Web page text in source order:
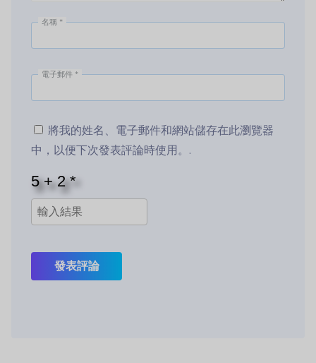
名稱 *
電子郵件 *
將我的姓名、電子郵件和網站儲存在此瀏覽器
中，以便下次發表評論時使用。.
發表評論